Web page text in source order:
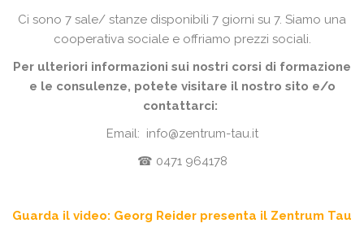
Ci sono 7 sale/ stanze disponibili 7 giorni su 7. Siamo una
cooperativa sociale e offriamo prezzi sociali.
Per ulteriori informazioni sui nostri corsi di formazione
e le consulenze, potete visitare il nostro sito e/o
contattarci:
Email: info@zentrum-tau.it
☎ 0471 964178
Guarda il video: Georg Reider presenta il Zentrum Tau